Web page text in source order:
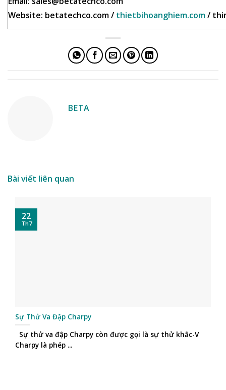
Website: betatechco.com / thietbihoanghiem.com/
BETA
Bài viết liên quan
Sự Thử Va Đập Charpy
Sự thử va đập Charpy còn được gọi là sự thử khắc-V
Charpy là phép ...
22
Th7